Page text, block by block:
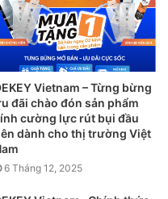
DEKEYshopee
DEKEYlazada
Vietnam – Từng bừng
đãi chào đón sản phẩm
cường lực rút bụi đầu
dành cho thị trường Việt
6 Tháng 12, 2025